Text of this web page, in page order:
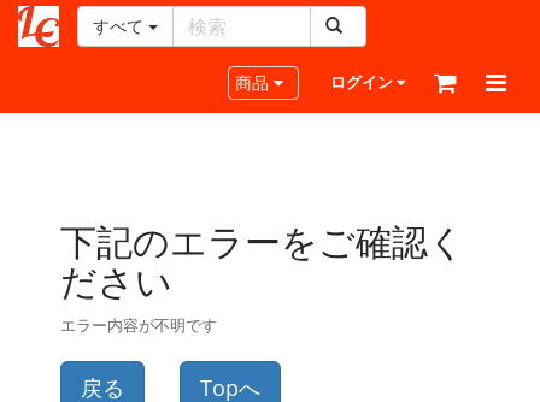
ー
すべて
Toggle navigation
商品 ログイン
下記のエラーをご確認く
ださい
エラー内容が不明です
戻る Topへ